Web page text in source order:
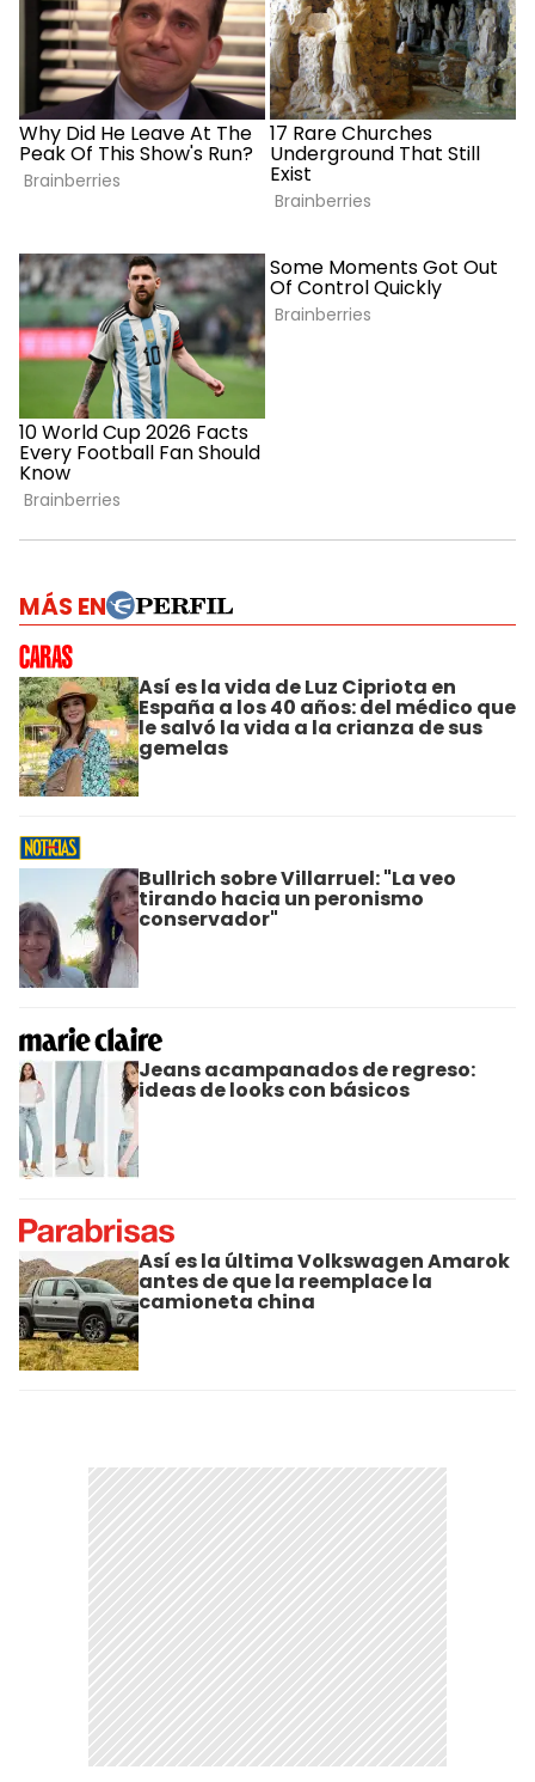
MÁS EN
Así es la vida de Luz Cipriota en
España a los 40 años: del médico que
le salvó la vida a la crianza de sus
gemelas
Bullrich sobre Villarruel: "La veo
tirando hacia un peronismo
conservador"
Jeans acampanados de regreso:
ideas de looks con básicos
Así es la última Volkswagen Amarok
antes de que la reemplace la
camioneta china